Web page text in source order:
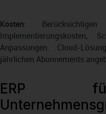
Kosten:
Implementierungskosten,
Anpassungen. Cloud-
jährlichen Abonnements
ERP für